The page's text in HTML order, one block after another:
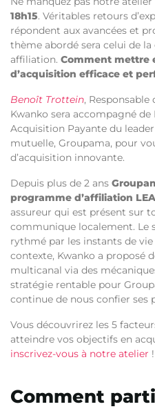
18h15. Véritables retours
répondent aux avancées et
thème abordé sera celui de
affiliation. Comment mettre
d’acquisition efficace et
Benoît Trottein,
Kwanko sera accompagné de
Acquisition Payante du leader
mutuelle, Groupama, pour
d’acquisition innovante.
Depuis plus de 2 ans
programme d’affiliation
assureur qui est présent sur
communique localement. Le
rythmé par les instants de vie
contexte, Kwanko a proposé
multicanal via des
stratégie rentable pour
continue de nous confier ses
Vous découvrirez les 5
atteindre vos objectifs en
inscrivez-vous à notre atelier !
Comment